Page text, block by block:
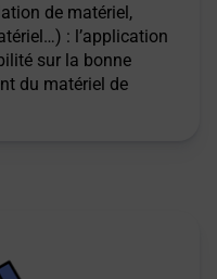
de matériel,
: l’application
sur la bonne
du matériel de